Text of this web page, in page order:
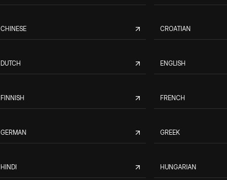
CHINESE CROATIAN
DUTCH ENGLISH
FINNISH FRENCH
GERMAN GREEK
HINDI HUNGARIAN